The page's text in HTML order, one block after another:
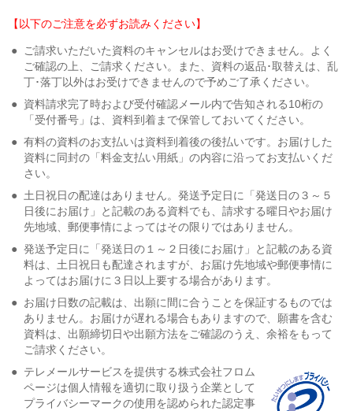
【以下のご注意を必ずお読みください】
●
ご請求いただいた資料のキャンセルはお受けできません。よく
ご確認の上、ご請求ください。また、資料の返品･取替えは、乱
丁･落丁以外はお受けできませんので予めご了承ください。
● 資料請求完了時および受付確認メール内で告知される10桁の
「受付番号」は、資料到着まで保管しておいてください。
● 有料の資料のお支払いは資料到着後の後払いです。お届けした
資料に同封の「料金支払い用紙」の内容に沿ってお支払いくだ
さい。
● 土日祝日の配達はありません。発送予定日に「発送日の３～５
日後にお届け」と記載のある資料でも、請求する曜日やお届け
先地域、郵便事情によってはその限りではありません。
● 発送予定日に「発送日の１～２日後にお届け」と記載のある資
料は、土日祝日も配達されますが、お届け先地域や郵便事情に
よってはお届けに３日以上要する場合があります。
● お届け日数の記載は、出願に間に合うことを保証するものでは
ありません。お届けが遅れる場合もありますので、願書を含む
資料は、出願締切日や出願方法をご確認のうえ、余裕をもって
ご請求ください。
● テレメールサービスを提供する株式会社フロム
ページは個人情報を適切に取り扱う企業として
プライバシーマークの使用を認められた認定事